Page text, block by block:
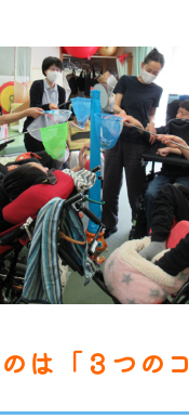
は「３つの